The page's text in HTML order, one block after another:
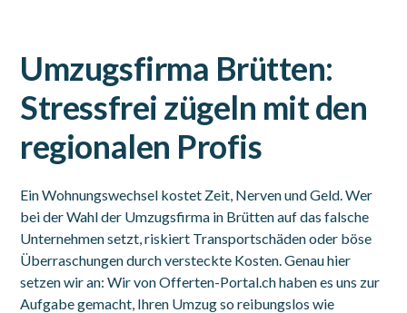
Umzugsfirma Brütten:
Stressfrei zügeln mit den
regionalen Profis
Ein Wohnungswechsel kostet Zeit, Nerven und Geld. Wer
bei der Wahl der Umzugsfirma in Brütten auf das falsche
Unternehmen setzt, riskiert Transportschäden oder böse
Überraschungen durch versteckte Kosten. Genau hier
setzen wir an: Wir von Offerten-Portal.ch haben es uns zur
Aufgabe gemacht, Ihren Umzug so reibungslos wie